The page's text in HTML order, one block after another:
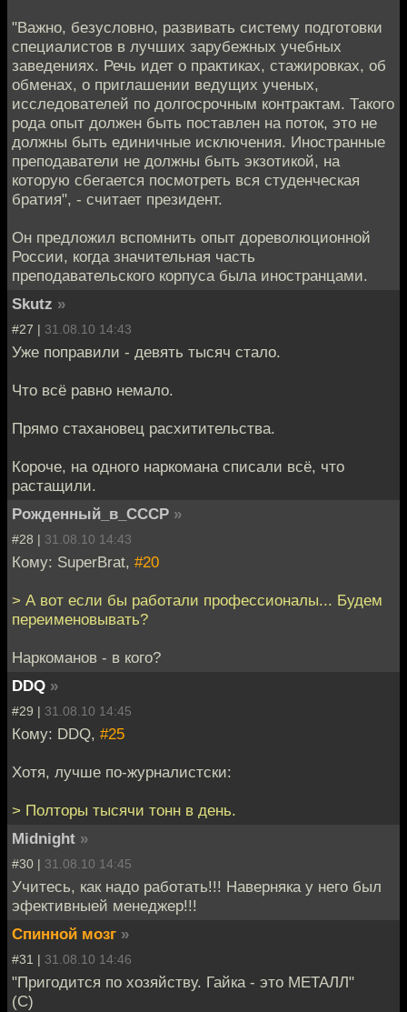
"Важно, безусловно, развивать систему подготовки
специалистов в лучших зарубежных учебных
заведениях. Речь идет о практиках, стажировках, об
обменах, о приглашении ведущих ученых,
исследователей по долгосрочным контрактам. Такого
рода опыт должен быть поставлен на поток, это не
должны быть единичные исключения. Иностранные
преподаватели не должны быть экзотикой, на
которую сбегается посмотреть вся студенческая
братия", - считает президент.
Он предложил вспомнить опыт дореволюционной
России, когда значительная часть
преподавательского корпуса была иностранцами.
Skutz »
#27 | 31.08.10 14:43
Уже поправили - девять тысяч стало.
Что всё равно немало.
Прямо стахановец расхитительства.
Короче, на одного наркомана списали всё, что
растащили.
Рожденный_в_СССР »
#28 | 31.08.10 14:43
Кому: SuperBrat, #20
> А вот если бы работали профессионалы... Будем
переименовывать?
Наркоманов - в кого?
DDQ »
#29 | 31.08.10 14:45
Кому: DDQ, #25
Хотя, лучше по-журналистски:
> Полторы тысячи тонн в день.
Midnight »
#30 | 31.08.10 14:45
Учитесь, как надо работать!!! Наверняка у него был
эфективныей менеджер!!!
Спинной мозг »
#31 | 31.08.10 14:46
"Пригодится по хозяйству. Гайка - это МЕТАЛЛ"
(С)